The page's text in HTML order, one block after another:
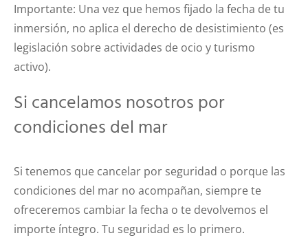
Importante: Una vez que hemos fijado la fecha de tu
inmersión, no aplica el derecho de desistimiento (es
legislación sobre actividades de ocio y turismo
activo).
Si cancelamos nosotros por
condiciones del mar
Si tenemos que cancelar por seguridad o porque las
condiciones del mar no acompañan, siempre te
ofreceremos cambiar la fecha o te devolvemos el
importe íntegro. Tu seguridad es lo primero.